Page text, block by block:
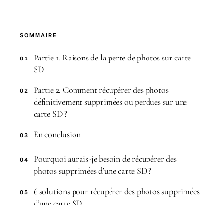
SOMMAIRE
01
Partie 1. Raisons de la perte de photos sur carte
SD
02
Partie 2. Comment récupérer des photos
définitivement supprimées ou perdues sur une
carte SD ?
03 En conclusion
04
Pourquoi aurais-je besoin de récupérer des
photos supprimées d’une carte SD ?
05
6 solutions pour récupérer des photos supprimées